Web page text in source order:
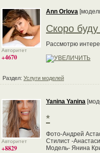
Авторитет
+4670
Ann Orlova
Скоро
Рассмотрю
Раздел: Услуги моделей
Авторитет
+8829
Yanina Yanina
*
Фото-Андрей
Стилист -
Модель- Янина